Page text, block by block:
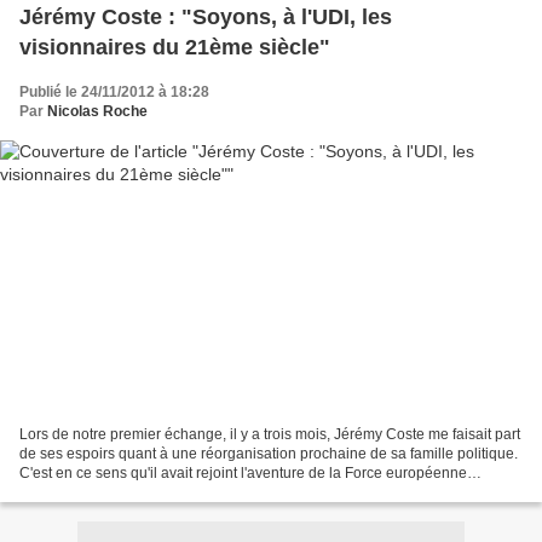
Jérémy Coste : "Soyons, à l'UDI, les
visionnaires du 21ème siècle"
Publié le 24/11/2012 à 18:28
Par Nicolas Roche
Lors de notre premier échange, il y a trois mois, Jérémy Coste me faisait part
de ses espoirs quant à une réorganisation prochaine de sa famille politique.
C'est en ce sens qu'il avait rejoint l'aventure de la Force européenne